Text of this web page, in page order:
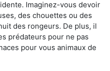
Imaginez-vous devoir
des chouettes ou des
des rongeurs. De plus, il
prédateurs pour ne pas
pour vous animaux de